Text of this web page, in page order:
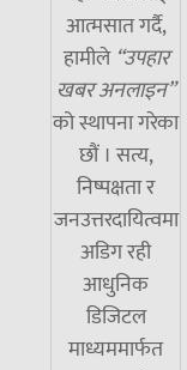
आत्मसात गर्दै,
हामीले “उपहार
खबर अनलाइन”
को स्थापना गरेका
छौं । सत्य,
निष्पक्षता र
जनउत्तरदायित्वमा
अडिग रही
आधुनिक
डिजिटल
माध्यममार्फत